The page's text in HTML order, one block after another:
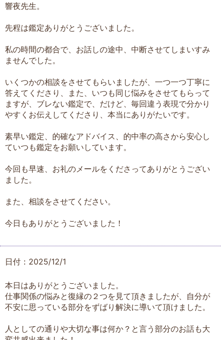
響夜先生。
先程は鑑定ありがとうございました。
私の時間の都合で、お話しの途中、中断させてしまいすみ
ませんでした。
いくつかの相談をさせてもらいましたが、一つ一つ丁寧に
答えてくださり、また、いつも同じ悩みをさせてもらって
ますが、ブレない鑑定で、だけど、毎回違う表現で分かり
やすくお伝えしてくださり、本当にありがたいです。
素早い鑑定、的確なアドバイス、的中率の高さから安心し
ていつも鑑定をお願いしています。
今回も早速、お礼のメールをくださってありがとうござい
ました。
また、相談をさせてください。
今日もありがとうございました！
日付：2025/12/1
本日はありがとうございました。
仕事関係の悩みと復縁の２つを見て頂きましたが、自分が
不安に思っている部分をずばり解決に導いて頂けました。
人としての通りや大切な事は何か？と言う部分のお話も大